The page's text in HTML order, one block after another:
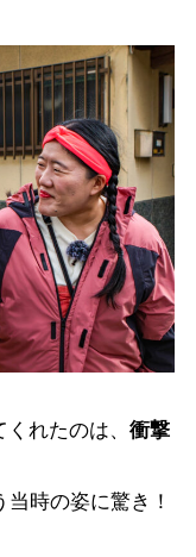
れたのは、 衝撃
時の姿に驚き！